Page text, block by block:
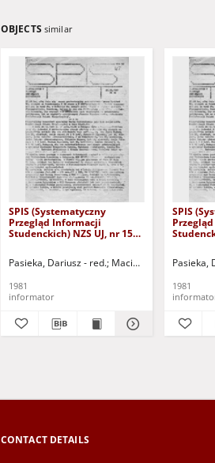
OBJECTS similar
SPIS (Systematyczny
Przegląd Informacji
Studenckich) NZS UJ, nr 15
Pasieka, Dariusz - red. Maciąg, Rafał - red.
1981
informator
SPIS
Pasieka,
1981
CONTACT DETAILS